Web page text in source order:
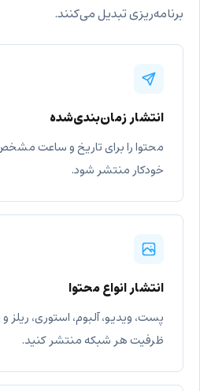
برنامه‌ریزی تبدیل می‌کنند.
انتشار زمان‌بندی‌شده
محتوا را برای تاریخ و ساعت
خودکار منتشر شود.
انتشار انواع محتوا
پست، ویدیو، آلبوم، استوری، ریلز
ظرفیت هر شبکه منتشر کنید.